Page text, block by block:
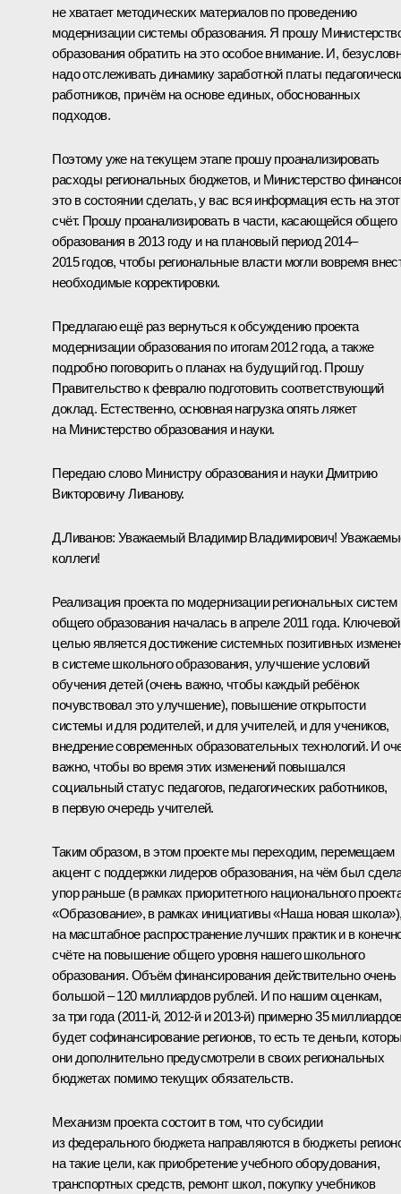
не хватает методических материалов по проведению
модернизации системы образования. Я прошу
образования обратить на это особое внимание. И,
надо отслеживать динамику заработной платы
работников, причём на основе единых, обоснованных
подходов.
Поэтому уже на текущем этапе прошу проанализировать
расходы региональных бюджетов, и Министерство
это в состоянии сделать, у вас вся информация есть на этот
счёт. Прошу проанализировать в части, касающейся общего
образования в 2013 году и на плановый период 2014–
2015 годов, чтобы региональные власти могли вовремя
необходимые корректировки.
Предлагаю ещё раз вернуться к обсуждению проекта
модернизации образования по итогам 2012 года, а также
подробно поговорить о планах на будущий год. Прошу
Правительство к февралю подготовить соответствующий
доклад. Естественно, основная нагрузка опять ляжет
на Министерство образования и науки.
Передаю слово Министру образования и науки Дмитрию
Викторовичу Ливанову.
Д.Ливанов: Уважаемый Владимир Владимирович!
коллеги!
Реализация проекта по модернизации региональных систем
общего образования началась в апреле 2011 года. Ключевой
целью является достижение системных позитивных
в системе школьного образования, улучшение условий
обучения детей (очень важно, чтобы каждый ребёнок
почувствовал это улучшение), повышение открытости
системы и для родителей, и для учителей, и для учеников,
внедрение современных образовательных технологий. И
важно, чтобы во время этих изменений повышался
социальный статус педагогов, педагогических работников,
в первую очередь учителей.
Таким образом, в этом проекте мы переходим, перемещаем
акцент с поддержки лидеров образования, на чём был
упор раньше (в рамках приоритетного национального
«Образование», в рамках инициативы «Наша новая
на масштабное распространение лучших практик и в
счёте на повышение общего уровня нашего школьного
образования. Объём финансирования действительно очень
большой – 120 миллиардов рублей. И по нашим оценкам,
за три года (2011-й, 2012-й и 2013-й) примерно 35
будет софинансирование регионов, то есть те деньги,
они дополнительно предусмотрели в своих региональных
бюджетах помимо текущих обязательств.
Механизм проекта состоит в том, что субсидии
из федерального бюджета направляются в бюджеты
на такие цели, как приобретение учебного оборудования,
транспортных средств, ремонт школ, покупку учебников